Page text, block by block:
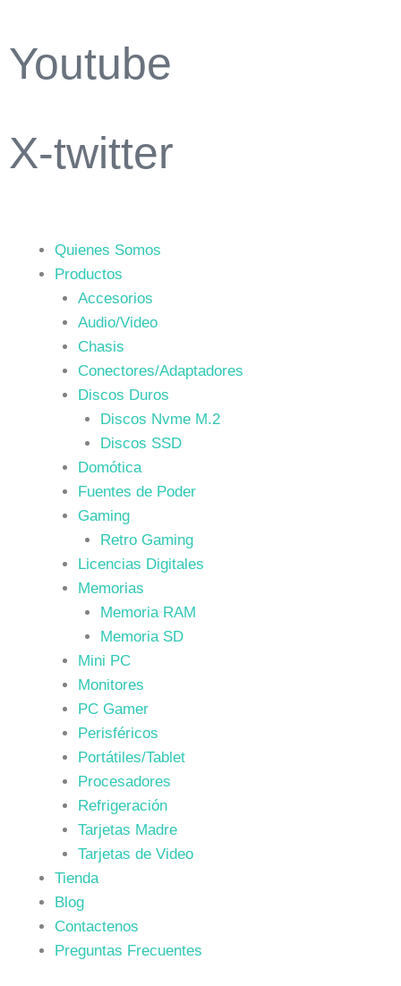
Youtube
X-twitter
Quienes Somos
Productos
Accesorios
Audio/Video
Chasis
Conectores/Adaptadores
Discos Duros
Discos Nvme M.2
Discos SSD
Domótica
Fuentes de Poder
Gaming
Retro Gaming
Licencias Digitales
Memorias
Memoria RAM
Memoria SD
Mini PC
Monitores
PC Gamer
Perisféricos
Portátiles/Tablet
Procesadores
Refrigeración
Tarjetas Madre
Tarjetas de Video
Tienda
Blog
Contactenos
Preguntas Frecuentes